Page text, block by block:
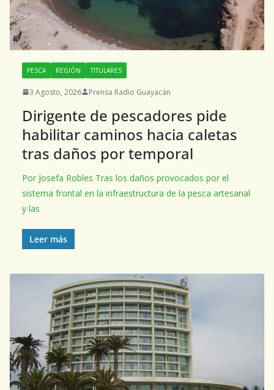
PESCA REGIÓN TITULARES
3 Agosto, 2026 Prensa Radio Guayacán
Dirigente de pescadores pide
habilitar caminos hacia caletas
tras daños por temporal
Por Josefa Robles Tras los daños provocados por el
sistema frontal en la infraestructura de la pesca artesanal
y las
Leer más